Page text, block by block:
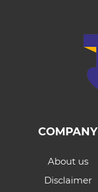
COMPANY
About us
Disclaimer